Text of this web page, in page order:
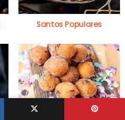
Santos Populares
Carnaval e Mardi Gras